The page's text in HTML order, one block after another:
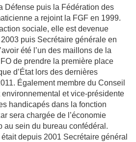
Défense puis la Fédération des
a rejoint la FGF en 1999.
sociale, elle est devenue
puis Secrétaire générale en
été l’un des maillons de la
de prendre la première place
d’État lors des dernières
Également membre du Conseil
et vice-présidente
handicapés dans la fonction
sera chargée de l’économie
au sein du bureau confédéral.
depuis 2001 Secrétaire général